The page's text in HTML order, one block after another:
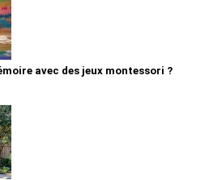
avec des jeux montessori ?